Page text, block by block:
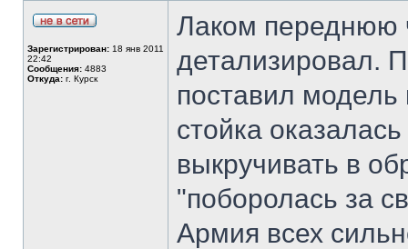
Зарегистрирован: 18 янв 2011
22:42
Сообщения: 4883
Откуда: г. Курск
Лаком переднюю
детализировал.
поставил модель
стойка
выкручивать в
"поборолась за
Армия всех